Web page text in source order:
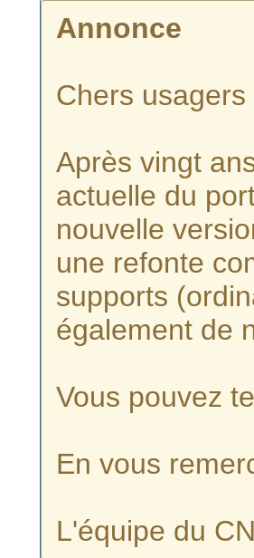
Annonce
Chers
Après vingt
actuelle du
nouvelle
une refonte
supports
également de
Vous pouvez
En vous
L'équipe du